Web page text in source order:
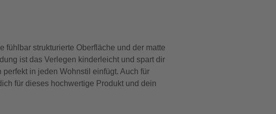
strukturierte Oberfläche und der matte
ist das Verlegen kinderleicht und spart dir
in jeden Wohnstil einfügt. Auch für
für dieses hochwertige Produkt und dein